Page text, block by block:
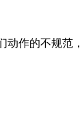
动作的不规范